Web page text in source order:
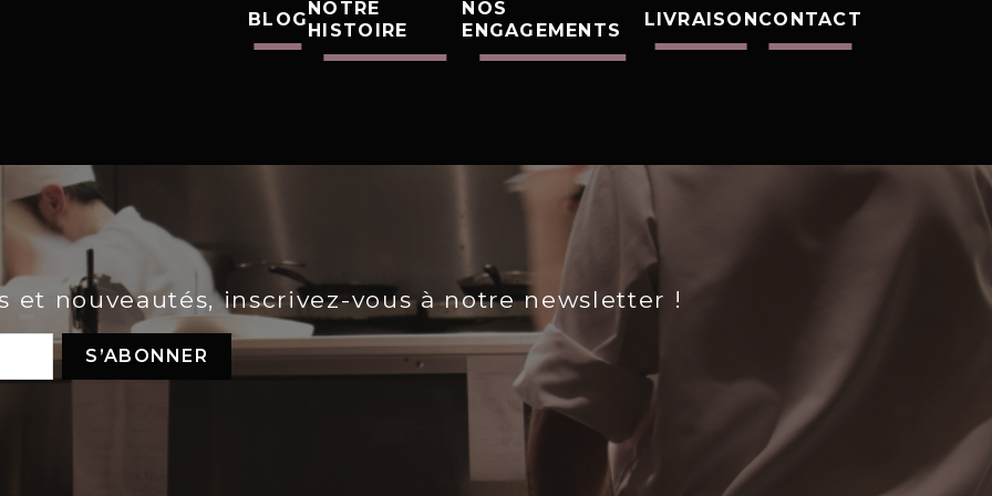
BLOG
NOTRE
HISTOIRE
NOS
ENGAGEMENTS
LIVRAISONCONTACT
et nouveautés, inscrivez-vous à notre newsletter !